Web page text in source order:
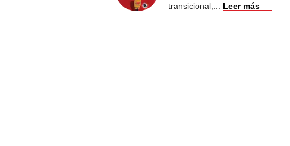
transicional,
Leer más